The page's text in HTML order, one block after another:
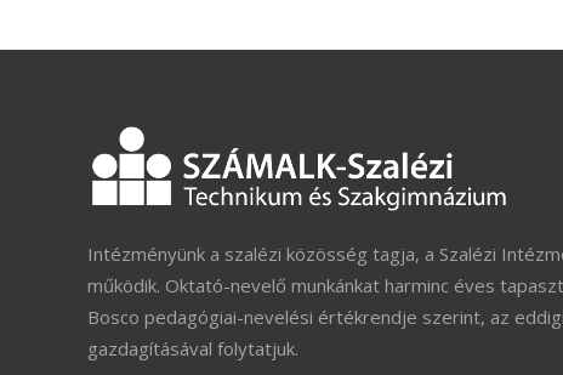
Intézményünk a szalézi közösség tagja, a Szalézi
működik. Oktató-nevelő munkánkat harminc éves
Bosco pedagógiai-nevelési értékrendje szerint, az
gazdagításával folytatjuk.